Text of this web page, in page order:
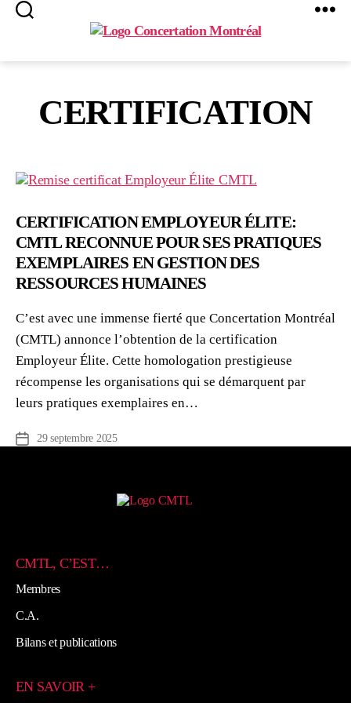
Montréal
CERTIFICATION
CERTIFICATION EMPLOYEUR ÉLITE:
CMTL RECONNUE POUR SES PRATIQUES
EXEMPLAIRES EN GESTION DES
RESSOURCES HUMAINES
C’est avec une immense fierté que Concertation Montréal
(CMTL) annonce l’obtention de la certification
Employeur Élite. Cette homologation prestigieuse
récompense les organisations qui se démarquent par
leurs pratiques exemplaires en…
Date
29 septembre 2025
CMTL, C’EST…
Membres
C.A.
Bilans et publications
EN SAVOIR +